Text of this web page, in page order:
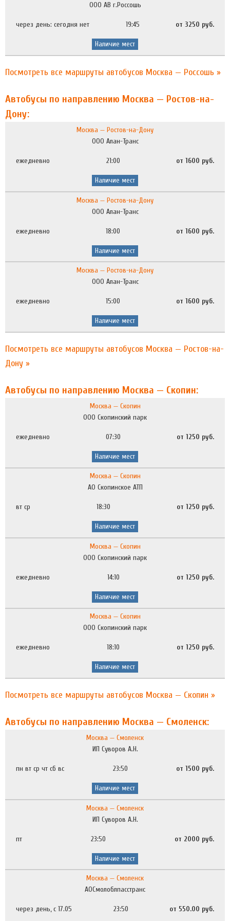
ООО АВ г.Россошь
через день: сегодня нет 19:45 от 3250 руб.
Наличие мест
Посмотреть все маршруты автобусов Москва — Россошь »
Автобусы по направлению Москва — Ростов-на-
Дону:
Москва — Ростов-на-Дону
ООО Алан-Транс
ежедневно 21:00 от 1600 руб.
Наличие мест
Москва — Ростов-на-Дону
ООО Алан-Транс
ежедневно 18:00 от 1600 руб.
Наличие мест
Москва — Ростов-на-Дону
ООО Алан-Транс
ежедневно 15:00 от 1600 руб.
Наличие мест
Посмотреть все маршруты автобусов Москва — Ростов-на-
Дону »
Автобусы по направлению Москва — Скопин:
Москва — Скопин
ООО Скопинский парк
ежедневно 07:30 от 1250 руб.
Наличие мест
Москва — Скопин
АО Скопинское АТП
вт ср 18:30 от 1250 руб.
Наличие мест
Москва — Скопин
ООО Скопинский парк
ежедневно 14:10 от 1250 руб.
Наличие мест
Москва — Скопин
ООО Скопинский парк
ежедневно 18:10 от 1250 руб.
Наличие мест
Посмотреть все маршруты автобусов Москва — Скопин »
Автобусы по направлению Москва — Смоленск:
Москва — Смоленск
ИП Суворов А.Н.
пн вт ср чт сб вс 23:50 от 1500 руб.
Наличие мест
Москва — Смоленск
ИП Суворов А.Н.
пт 23:50 от 2000 руб.
Наличие мест
Москва — Смоленск
АОСмолоблпасстранс
через день, с 17.05 23:50 от 550.00 руб.